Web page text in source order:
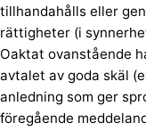
tillhandahålls eller
rättigheter (i
Oaktat ovanstående
avtalet av goda skäl
anledning som ger
föregående